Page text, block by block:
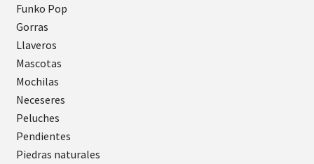
Funko Pop
Gorras
Llaveros
Mascotas
Mochilas
Neceseres
Peluches
Pendientes
Piedras naturales